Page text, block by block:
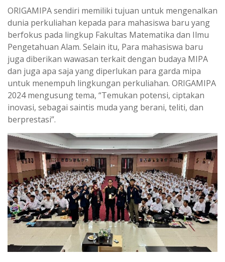
ORIGAMIPA sendiri memiliki tujuan untuk mengenalkan
dunia perkuliahan kepada para mahasiswa baru yang
berfokus pada lingkup Fakultas Matematika dan Ilmu
Pengetahuan Alam. Selain itu, Para mahasiswa baru
juga diberikan wawasan terkait dengan budaya MIPA
dan juga apa saja yang diperlukan para garda mipa
untuk menempuh lingkungan perkuliahan. ORIGAMIPA
2024 mengusung tema, “Temukan potensi, ciptakan
inovasi, sebagai saintis muda yang berani, teliti, dan
berprestasi”.